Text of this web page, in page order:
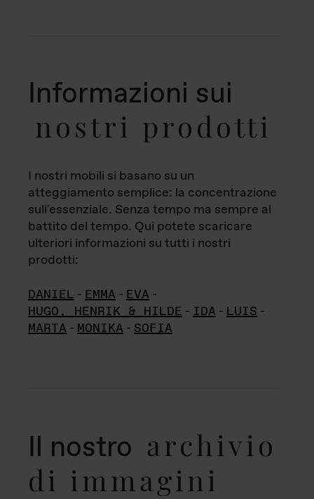
Informazioni sui
nostri prodotti
I nostri mobili si basano su un
atteggiamento semplice: la concentrazione
sull'essenziale. Senza tempo ma sempre al
battito del tempo. Qui potete scaricare
ulteriori informazioni su tutti i nostri
prodotti:
DANIEL - EMMA - EVA -
HUGO, HENRIK & HILDE - IDA - LUIS -
MARTA - MONIKA - SOFIA
Il nostro archivio
di immagini